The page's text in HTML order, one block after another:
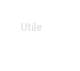
Utile